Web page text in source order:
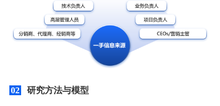
02 研究方法与模型